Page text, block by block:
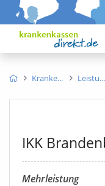
Kranke Leistu
IKK
Mehrleistung